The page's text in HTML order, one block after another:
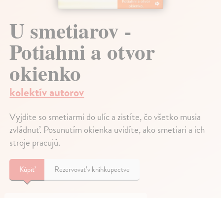
U smetiarov -
Potiahni a otvor
okienko
kolektív autorov
Vyjdite so smetiarmi do ulíc a zistíte, čo všetko musia
zvládnuť. Posunutím okienka uvidíte, ako smetiari a ich
stroje pracujú.
Kúpiť Rezervovať v kníhkupectve